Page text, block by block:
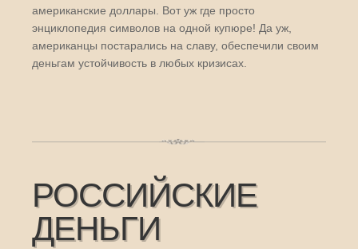
американские доллары. Вот уж где просто
энциклопедия символов на одной купюре! Да уж,
американцы постарались на славу, обеспечили своим
деньгам устойчивость в любых кризисах.
РОССИЙСКИЕ
ДЕНЬГИ